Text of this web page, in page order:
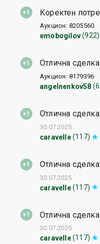
Коректен
emobogilov (922)
Аукцион: 8205560
Отлична
angelnenkov58
Аукцион: 8179396
Отлична
caravelle (117)
30.07.2025
Отлична
caravelle (117)
30.07.2025
Отлична
caravelle (117)
30.07.2025